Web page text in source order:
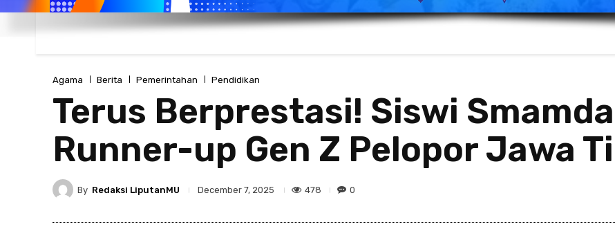
Agama Berita Pemerintahan Pendidikan
Terus Berprestasi! Siswi
Runner-up Gen Z Pelopor Jawa
By Redaksi LiputanMU December 7, 2025 478 0